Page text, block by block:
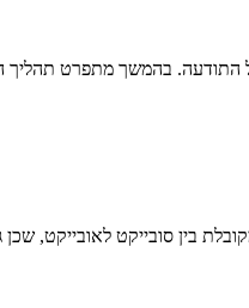
בהמשך מתפרט תהליך
בין סובייקט לאובייקט,